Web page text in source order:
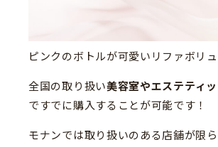
ピンクのボトルが可愛いリファボリュ
全国の取り扱い美容室やエステティ
ですでに購入することが可能です！
モナンでは取り扱いのある店舗が限